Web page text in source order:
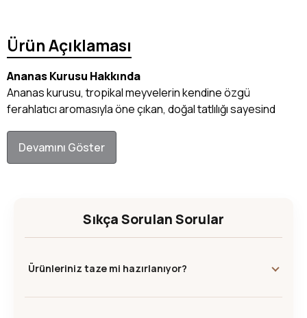
Ürün Açıklaması
Ananas Kurusu Hakkında
Ananas kurusu, tropikal meyvelerin kendine özgü
ferahlatıcı aromasıyla öne çıkan, doğal tatlılığı sayesind
Devamını Göster
Sıkça Sorulan Sorular
Ürünleriniz taze mi hazırlanıyor?